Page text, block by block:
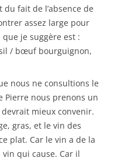
fait de l’absence de
assez large pour
je suggère est :
/ bœuf bourguignon,
nous ne consultions le
Pierre nous prenons un
mieux convenir.
gras, et le vin des
plat. Car le vin a de la
vin qui cause. Car il